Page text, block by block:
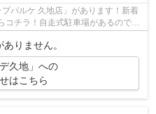
パルケ 久地店」があります！新着
チラ！自走式駐車場があるので防
...
りません。
久地」への
はこちら